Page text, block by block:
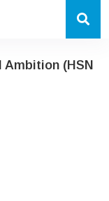
Ambition (HSN